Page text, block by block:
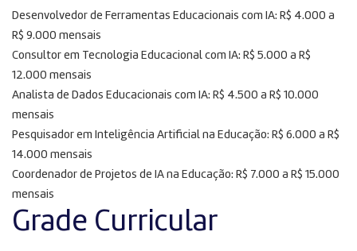
Desenvolvedor de Ferramentas Educacionais com IA: R$ 4.000 a
R$ 9.000 mensais
Consultor em Tecnologia Educacional com IA: R$ 5.000 a R$
12.000 mensais
Analista de Dados Educacionais com IA: R$ 4.500 a R$ 10.000
mensais
Pesquisador em Inteligência Artificial na Educação: R$ 6.000 a R$
14.000 mensais
Coordenador de Projetos de IA na Educação: R$ 7.000 a R$ 15.000
mensais
Grade Curricular